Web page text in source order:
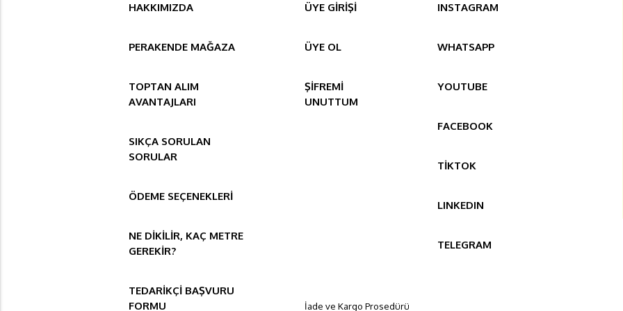
HAKKIMIZDA
PERAKENDE MAĞAZA
TOPTAN ALIM
AVANTAJLARI
SIKÇA SORULAN
SORULAR
ÖDEME SEÇENEKLERİ
NE DİKİLİR, KAÇ METRE
GEREKİR?
TEDARİKÇİ BAŞVURU
FORMU
ÜYE GİRİŞİ
ÜYE OL
ŞİFREMİ
UNUTTUM
INSTAGRAM
WHATSAPP
YOUTUBE
FACEBOOK
TİKTOK
LINKEDIN
TELEGRAM
İade ve Kargo Prosedürü